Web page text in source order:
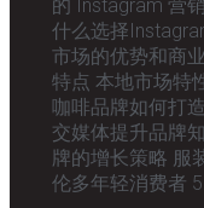
的 Instagram 营
什么选择
市场的优势和商
特点 本地市场特
咖啡品牌如何打
交媒体提升品牌
牌的增长策略 服
伦多年轻消费者 5.